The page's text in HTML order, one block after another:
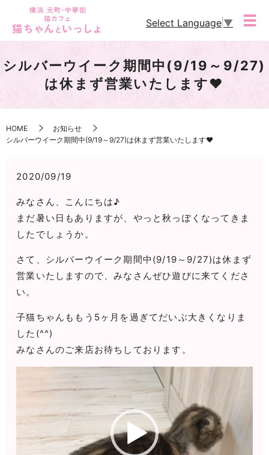
Select Language ▼
シルバーウイーク期間中(9/19～9/27)
は休まず営業いたします❤
HOME
お知らせ
シルバーウイーク期間中(9/19～9/27)は休まず営業いたします❤
2020/09/19
みなさん、こんにちは♪
まだ暑い日もありますが、やっと秋っぽくなってきま
したでしょうか。
さて、シルバーウイーク期間中(9/19～9/27)は休まず
営業いたしますので、みなさんぜひ遊びに来てくださ
い。
子猫ちゃんももう5ヶ月を過ぎてだいぶ大きくなりま
した(^^)
みなさんのご来店お待ちしております。
ー
ヤ